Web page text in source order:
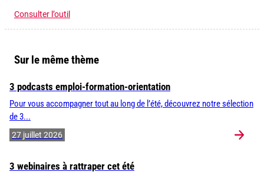
Consulter l’outil
Sur le même thème
3 podcasts emploi-formation-orientation
Pour vous accompagner tout au long de l’été, découvrez notre sélection
de 3...
27 juillet 2026
3 webinaires à rattraper cet été